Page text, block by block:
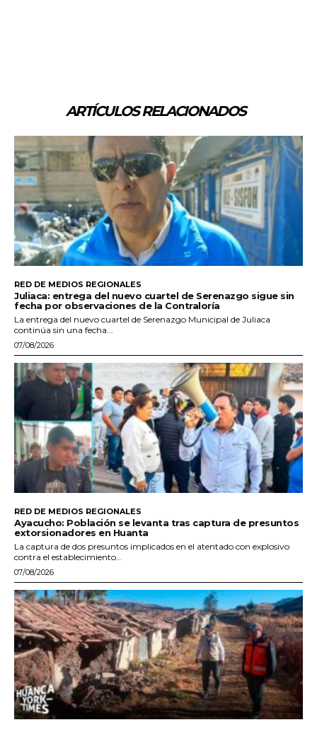
ARTÍCULOS RELACIONADOS
RED DE MEDIOS REGIONALES
Juliaca: entrega del nuevo cuartel de Serenazgo sigue sin
fecha por observaciones de la Contraloría
La entrega del nuevo cuartel de Serenazgo Municipal de Juliaca
continúa sin una fecha...
07/08/2026
RED DE MEDIOS REGIONALES
Ayacucho: Población se levanta tras captura de presuntos
extorsionadores en Huanta
La captura de dos presuntos implicados en el atentado con explosivo
contra el establecimiento...
07/08/2026